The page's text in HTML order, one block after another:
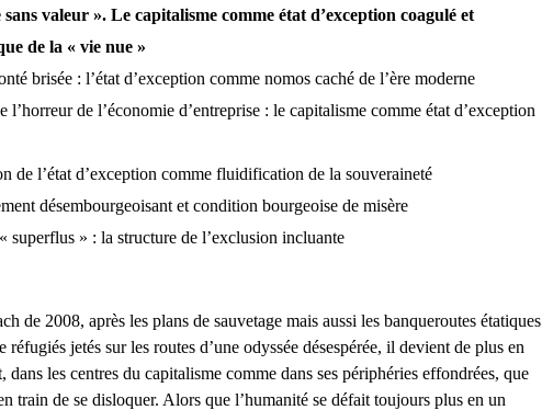
valeur ». Le capitalisme comme état d’exception coagulé et
de la « vie nue »
brisée : l’état d’exception comme nomos caché de l’ère moderne
l’horreur de l’économie d’entreprise : le capitalisme comme état d’exception
de l’état d’exception comme fluidification de la souveraineté
désembourgeoisant et condition bourgeoise de misère
superflus » : la structure de l’exclusion incluante
de 2008, après les plans de sauvetage mais aussi les banqueroutes étatiques
réfugiés jetés sur les routes d’une odyssée désespérée, il devient de plus en
dans les centres du capitalisme comme dans ses périphéries effondrées, que
train de se disloquer. Alors que l’humanité se défait toujours plus en un